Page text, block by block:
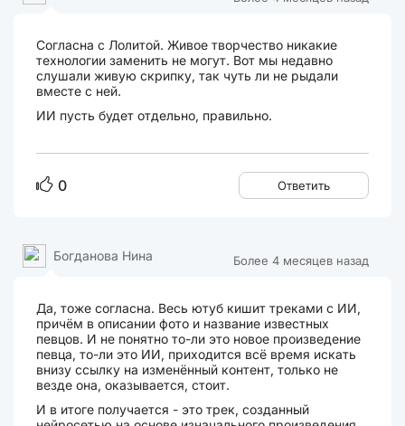
Согласна с Лолитой. Живое творчество никакие
технологии заменить не могут. Вот мы недавно
слушали живую скрипку, так чуть ли не рыдали
вместе с ней.
ИИ пусть будет отдельно, правильно.
0 Ответить
Более 4 месяцев назад
Богданова Нина
Да, тоже согласна. Весь ютуб кишит треками с ИИ,
причём в описании фото и название известных
певцов. И не понятно то-ли это новое произведение
певца, то-ли это ИИ, приходится всё время искать
внизу ссылку на изменённый контент, только не
везде она, оказывается, стоит.
И в итоге получается - это трек, созданный